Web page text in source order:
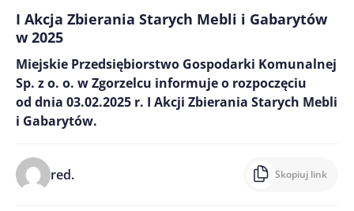
I Akcja Zbierania Starych Mebli i Gabarytów
w 2025
Miejskie Przedsiębiorstwo Gospodarki Komunalnej
Sp. z o. o. w Zgorzelcu informuje o rozpoczęciu
od dnia 03.02.2025 r. I Akcji Zbierania Starych Mebli
i Gabarytów.
red. Skopiuj link